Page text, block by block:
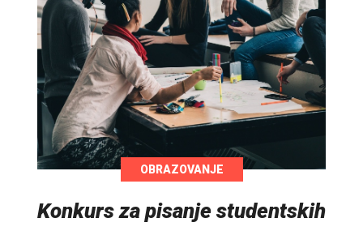
OBRAZOVANJE
Konkurs za pisanje studentskih